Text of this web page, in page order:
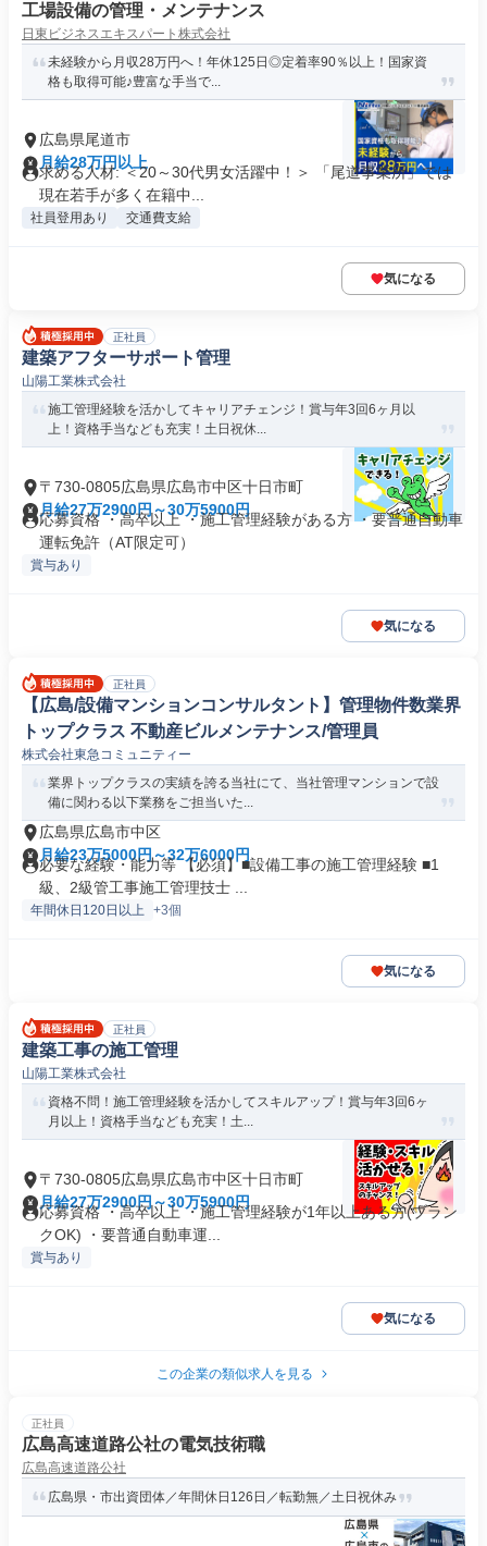
工場設備の管理・メンテナンス
日東ビジネスエキスパート株式会社
未経験から月収28万円へ！年休125日◎定着率90％以上！国家資
格も取得可能♪豊富な手当で...
広島県尾道市
月給28万円以上
求める人材: ＜20～30代男女活躍中！＞ 「尾道事業所」では
現在若手が多く在籍中...
社員登用あり 交通費支給
気になる
正社員
建築アフターサポート管理
山陽工業株式会社
施工管理経験を活かしてキャリアチェンジ！賞与年3回6ヶ月以
上！資格手当なども充実！土日祝休...
〒730-0805広島県広島市中区十日市町
月給27万2900円～30万5900円
応募資格 ・高卒以上 ・施工管理経験がある方 ・要普通自動車
運転免許（AT限定可）
賞与あり
気になる
正社員
【広島/設備マンションコンサルタント】管理物件数業界
トップクラス 不動産ビルメンテナンス/管理員
株式会社東急コミュニティー
業界トップクラスの実績を誇る当社にて、当社管理マンションで設
備に関わる以下業務をご担当いた...
広島県広島市中区
月給23万5000円～32万6000円
必要な経験・能力等 【必須】■設備工事の施工管理経験 ■1
級、2級管工事施工管理技士 ...
年間休日120日以上 +3個
気になる
正社員
建築工事の施工管理
山陽工業株式会社
資格不問！施工管理経験を活かしてスキルアップ！賞与年3回6ヶ
月以上！資格手当なども充実！土...
〒730-0805広島県広島市中区十日市町
月給27万2900円～30万5900円
応募資格 ・高卒以上 ・施工管理経験が1年以上ある方(ブラン
クOK) ・要普通自動車運...
賞与あり
気になる
この企業の類似求人を見る
正社員
広島高速道路公社の電気技術職
広島高速道路公社
広島県・市出資団体／年間休日126日／転勤無／土日祝休み